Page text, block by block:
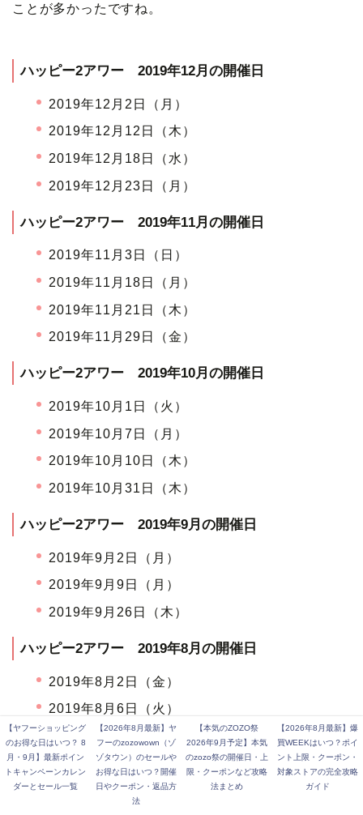
ことが多かったですね。
ハッピー2アワー 2019年12月の開催日
2019年12月2日（月）
2019年12月12日（木）
2019年12月18日（水）
2019年12月23日（月）
ハッピー2アワー 2019年11月の開催日
2019年11月3日（日）
2019年11月18日（月）
2019年11月21日（木）
2019年11月29日（金）
ハッピー2アワー 2019年10月の開催日
2019年10月1日（火）
2019年10月7日（月）
2019年10月10日（木）
2019年10月31日（木）
ハッピー2アワー 2019年9月の開催日
2019年9月2日（月）
2019年9月9日（月）
2019年9月26日（木）
ハッピー2アワー 2019年8月の開催日
2019年8月2日（金）
2019年8月6日（火）
2019年8月27日（火）
2019年8月31日（土）
ハッピー2アワー 2019年7月の開催日
【ヤフーショッピング
のお得な日はいつ？ 8
月・9月】最新ポイン
トキャンペーンカレン
ダーとセール一覧
【2026年8月最新】ヤ
フーのzozowown（ゾ
ゾタウン）のセールや
お得な日はいつ？開催
日やクーポン・返品方
法
【本気のZOZO祭
2026年9月予定】本気
のzozo祭の開催日・上
限・クーポンなど攻略
法まとめ
【2026年8月最新】爆
買WEEKはいつ？ポイ
ント上限・クーポン・
対象ストアの完全攻略
ガイド